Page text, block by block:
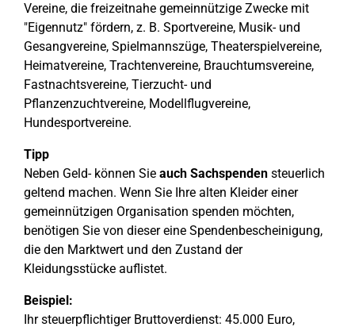
Vereine, die freizeitnahe gemeinnützige Zwecke mit
"Eigennutz" fördern, z. B. Sportvereine, Musik- und
Gesangvereine, Spielmannszüge, Theaterspielvereine,
Heimatvereine, Trachtenvereine, Brauchtumsvereine,
Fastnachtsvereine, Tierzucht- und
Pflanzenzuchtvereine, Modellflugvereine,
Hundesportvereine.
Tipp
Neben Geld- können Sie auch Sachspenden steuerlich
geltend machen. Wenn Sie Ihre alten Kleider einer
gemeinnützigen Organisation spenden möchten,
benötigen Sie von dieser eine Spendenbescheinigung,
die den Marktwert und den Zustand der
Kleidungsstücke auflistet.
Beispiel:
Ihr steuerpflichtiger Bruttoverdienst: 45.000 Euro,